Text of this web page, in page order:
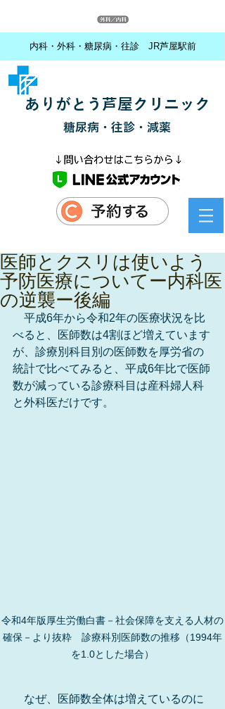
内科・外科・糖尿病・往診 JR芦屋駅前
ありがとう芦屋クリニック
糖尿病・往診・減薬
医師とクスリは使いよう
予防医療についてー内科医
の逆襲ー後編
平成6年から令和2年の医療状況を比
べると、医師数は4割ほど増えています
が、診療別科目別の医師数を厚労省の
統計で比べてみると、平成6年比で医師
数が減っている診療科目は産科婦人科
と外科医だけです。
令和4年版厚生労働白書－社会保障を支える人材の
確保－より抜粋　診療科別医師数の推移（1994年
を1.0とした場合）
なぜ、医師数全体は増えているのに